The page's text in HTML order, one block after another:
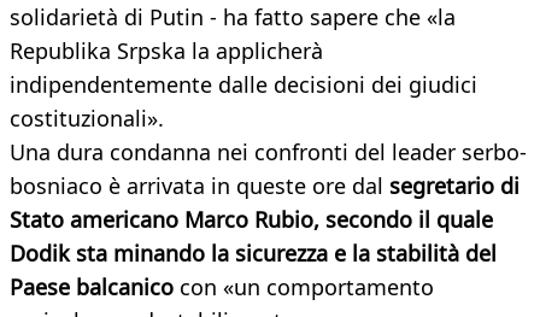
solidarietà di Putin - ha fatto sapere che «la
Republika Srpska la applicherà
indipendentemente dalle decisioni dei giudici
costituzionali».
Una dura condanna nei confronti del leader serbo-
bosniaco è arrivata in queste ore dal segretario di
Stato americano Marco Rubio, secondo il quale
Dodik sta minando la sicurezza e la stabilità del
Paese balcanico con «un comportamento